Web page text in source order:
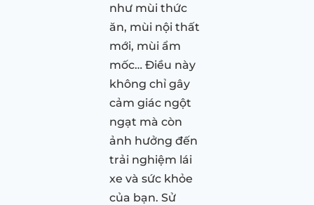
như mùi thức
ăn, mùi nội thất
mới, mùi ẩm
mốc… Điều này
không chỉ gây
cảm giác ngột
ngạt mà còn
ảnh hưởng đến
trải nghiệm lái
xe và sức khỏe
của bạn. Sử